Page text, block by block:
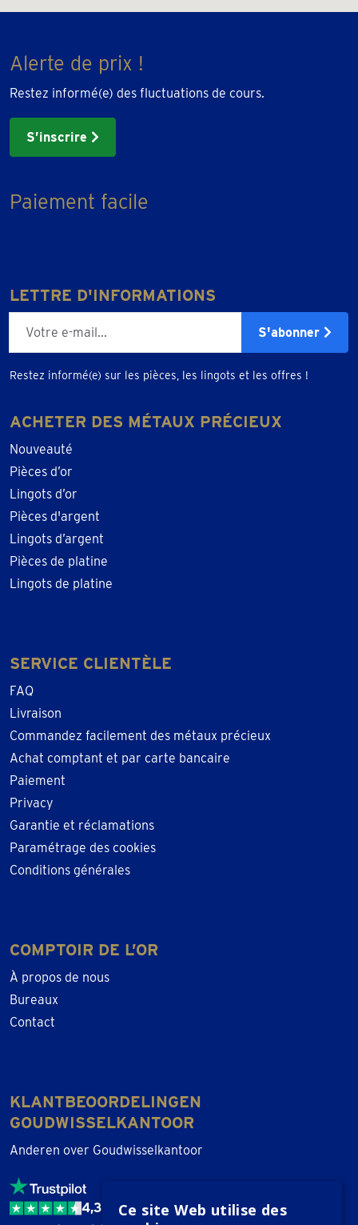
Alerte de prix !
Restez informé(e) des fluctuations de cours.
S’inscrire
Paiement facile
LETTRE D'INFORMATIONS
S'abonner
Restez informé(e) sur les pièces, les lingots et les offres !
ACHETER DES MÉTAUX PRÉCIEUX
Nouveauté
Pièces d’or
Lingots d’or
Pièces d'argent
Lingots d’argent
Pièces de platine
Lingots de platine
SERVICE CLIENTÈLE
FAQ
Livraison
Commandez facilement des métaux précieux
Achat comptant et par carte bancaire
Paiement
Privacy
Garantie et réclamations
Paramétrage des cookies
Conditions générales
COMPTOIR DE L’OR
À propos de nous
Bureaux
Contact
KLANTBEOORDELINGEN
GOUDWISSELKANTOOR
Anderen over Goudwisselkantoor
4,3 / 5Ce site Web utilise des